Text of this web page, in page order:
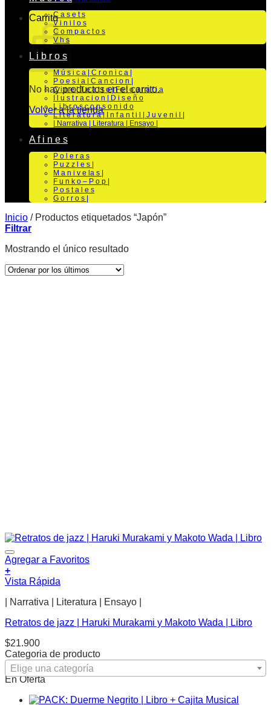
Carrito
No hay productos en el carrito.
Volver a la tienda
C a s e t s
V i n i l o s
C o m p a c t o s
V h s
L i b r o s
M ú s i c a | C r o n i c a |
P o e s i a | C a n c i o n |
C i n e | T e a t r o | Fo t o g r a f i a
I l u s t r a c i o n | D i s e ñ o
L i b r o s c o n s o n i d o
L i t e r a t u r a | I n f a n t i l | J u v e n i l |
| Narrativa | Literatura | Ensayo |
A f i n e s
P o l e r a s
P u z z l e s |
M a n i v e la s |
F u n k o – P o p |
P o s t a l e s
G o r r o s |
Inicio /Productos etiquetados “Japón”
Filtrar
Mostrando el único resultado
Agregar a Favoritos
+
Vista Rápida
| Narrativa | Literatura | Ensayo |
Retratos de jazz | Haruki Murakami y Makoto Wada | Libro
$21.900
Categoria de producto
Elige una categoría
En Oferta